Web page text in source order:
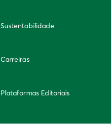
Sustentabilidade
Carreiras
Plataformas Editoriais
Integridade